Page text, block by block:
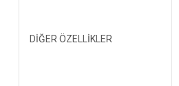
DİĞER ÖZELLİKLER